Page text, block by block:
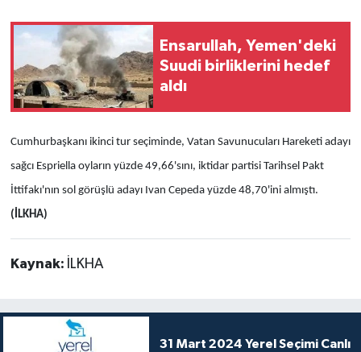
Ensarullah, Yemen'deki
Suudi birliklerini hedef
aldı
Cumhurbaşkanı ikinci tur seçiminde, Vatan Savunucuları Hareketi adayı
sağcı Espriella oyların yüzde 49,66'sını, iktidar partisi Tarihsel Pakt
İttifakı'nın sol görüşlü adayı Ivan Cepeda yüzde 48,70'ini almıştı.
(İLKHA)
Kaynak: İLKHA
31 Mart 2024 Yerel Seçimi Canlı